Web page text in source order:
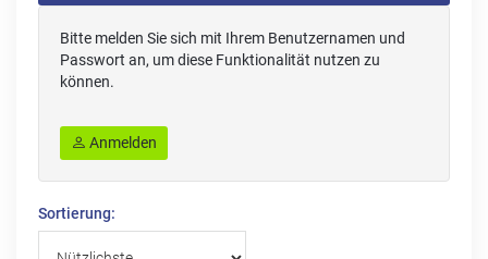
Bitte melden Sie sich mit Ihrem Benutzernamen und
Passwort an, um diese Funktionalität nutzen zu
können.
Anmelden
Sortierung: